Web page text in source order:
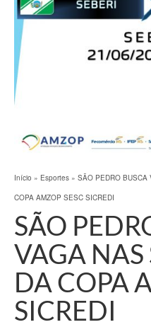
Início » Esportes » SÃO PEDRO BUSCA
COPA AMZOP SESC SICREDI
SÃO
VAGA
DA COPA
SICREDI